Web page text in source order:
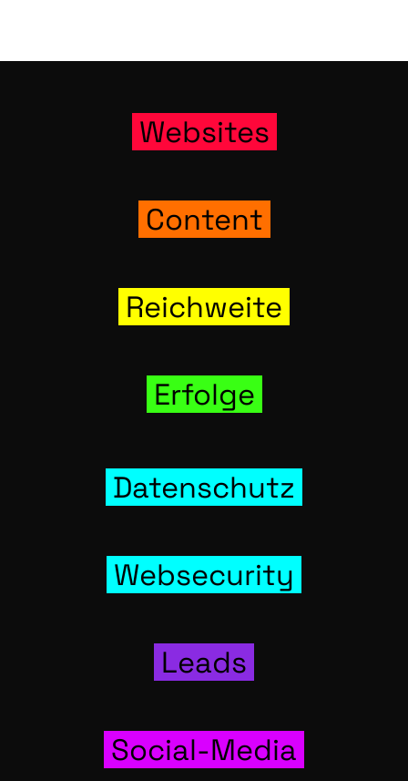
Web­sites
Con­tent
Reich­wei­te
Erfol­ge
Daten­schutz
Web­se­cu­ri­ty
Leads
Social-Media